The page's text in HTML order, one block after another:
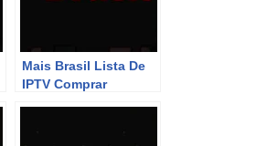
Mais Brasil Lista De
IPTV Comprar